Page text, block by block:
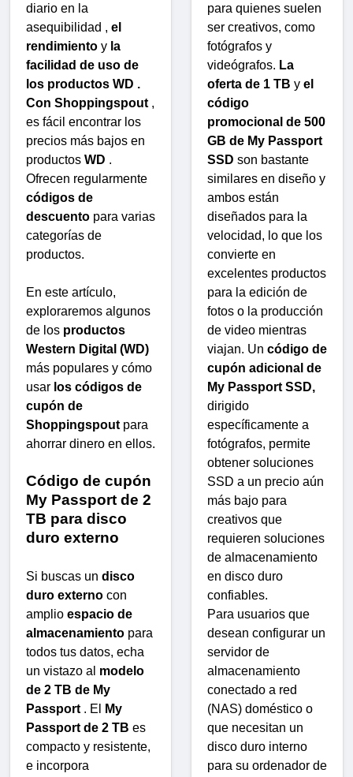
diario en la
asequibilidad , el
rendimiento y la
facilidad de uso de
los productos WD .
Con Shoppingspout ,
es fácil encontrar los
precios más bajos en
productos WD .
Ofrecen regularmente
códigos de
descuento para varias
categorías de
productos.
En este artículo,
exploraremos algunos
de los productos
Western Digital (WD)
más populares y cómo
usar los códigos de
cupón de
Shoppingspout para
ahorrar dinero en ellos.
Código de cupón
My Passport de 2
TB para disco
duro externo
Si buscas un disco
duro externo con
amplio espacio de
almacenamiento para
todos tus datos, echa
un vistazo al modelo
de 2 TB de My
Passport . El
My
Passport de 2 TB es
compacto y resistente,
e incorpora
para quienes suelen
ser creativos, como
fotógrafos y
videógrafos. La
oferta de 1 TB y el
código
promocional de 500
GB de My Passport
SSD son bastante
similares en diseño y
ambos están
diseñados para la
velocidad, lo que los
convierte en
excelentes productos
para la edición de
fotos o la producción
de video mientras
viajan. Un código de
cupón adicional de
My Passport SSD,
dirigido
específicamente a
fotógrafos, permite
obtener soluciones
SSD a un precio aún
más bajo para
creativos que
requieren soluciones
de almacenamiento
en disco duro
confiables.
Para usuarios que
desean configurar un
servidor de
almacenamiento
conectado a red
(NAS) doméstico o
que necesitan un
disco duro interno
para su ordenador de